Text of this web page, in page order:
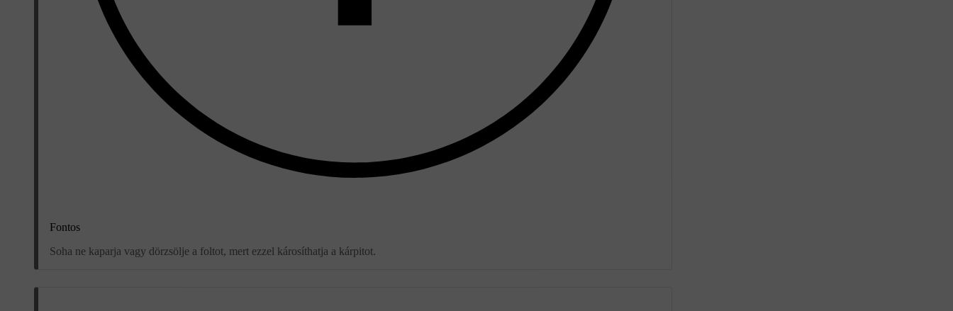
Fontos
Soha ne kaparja vagy dörzsölje a foltot, mert ezzel károsíthatja a kárpitot.